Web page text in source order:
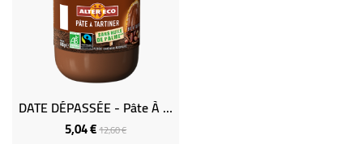
DATE DÉPASSÉE - Pâte À Tartiner Bio Et Équitable - 600 G
5,04 €Prix
12,60 €Prix